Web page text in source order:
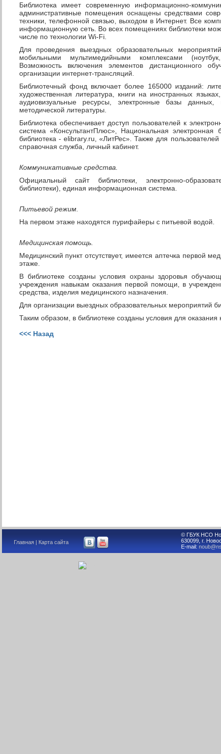
Библиотека имеет современную информационно-
административные помещения оснащены средствами
техники, телефонной связью, выходом в Интернет. Все
информационную сеть. Во всех помещениях библиотеки
числе по технологии Wi-Fi.
Для проведения выездных образовательных
мобильными мультимедийными комплексами
Возможность включения элементов дистанционного
организации интернет-трансляций.
Библиотечный фонд включает более 165000 изданий:
художественная литература, книги на иностранных
аудиовизуальные ресурсы, электронные базы
методической литературы.
Библиотека обеспечивает доступ пользователей к
система «КонсультантПлюс», Национальная
библиотека - elibrary.ru, «ЛитРес». Также для
справочная служба, личный кабинет.
Коммуникативные средства.
Официальный сайт библиотеки, электронно-
библиотеки), единая информационная система.
Питьевой режим.
На первом этаже находятся пурифайеры с питьевой водой.
Медицинская помощь.
Медицинский пункт отсутствует, имеется аптечка первой
этаже.
В библиотеке созданы условия охраны здоровья
учреждения навыкам оказания первой помощи, в
средства, изделия медицинского назначения.
Для организации выездных образовательных мероприятий
Таким образом, в библиотеке созданы условия для оказания
<<< Назад
© ГБУК НСО
630099, г.
E-mail:
Главная Карта сайта